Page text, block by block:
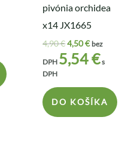
pivónia orchidea
x14 JX1665
4,90€4,50€ bez
DPH 5,54€s
DPH
DO KOŠÍKA